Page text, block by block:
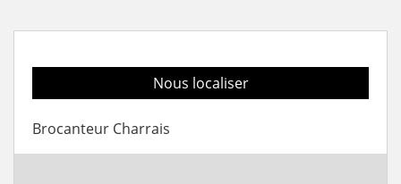
Nous localiser
Brocanteur Charrais